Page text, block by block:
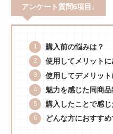
アンケート質問6項目↓
購入前の悩みは？
使用してメリット
使用してデメリッ
魅力を感じた同商
購入したことで感
どんな方におすす